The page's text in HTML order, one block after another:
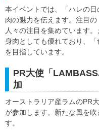
本イベントでは、「ハレの
肉の魅力を伝えます。注目
人々の注目を集めています
身肉としても優れており、
を目指しています。
PR大使「
加
オーストラリア産ラムのPR
が参加します。新たな風を
す。